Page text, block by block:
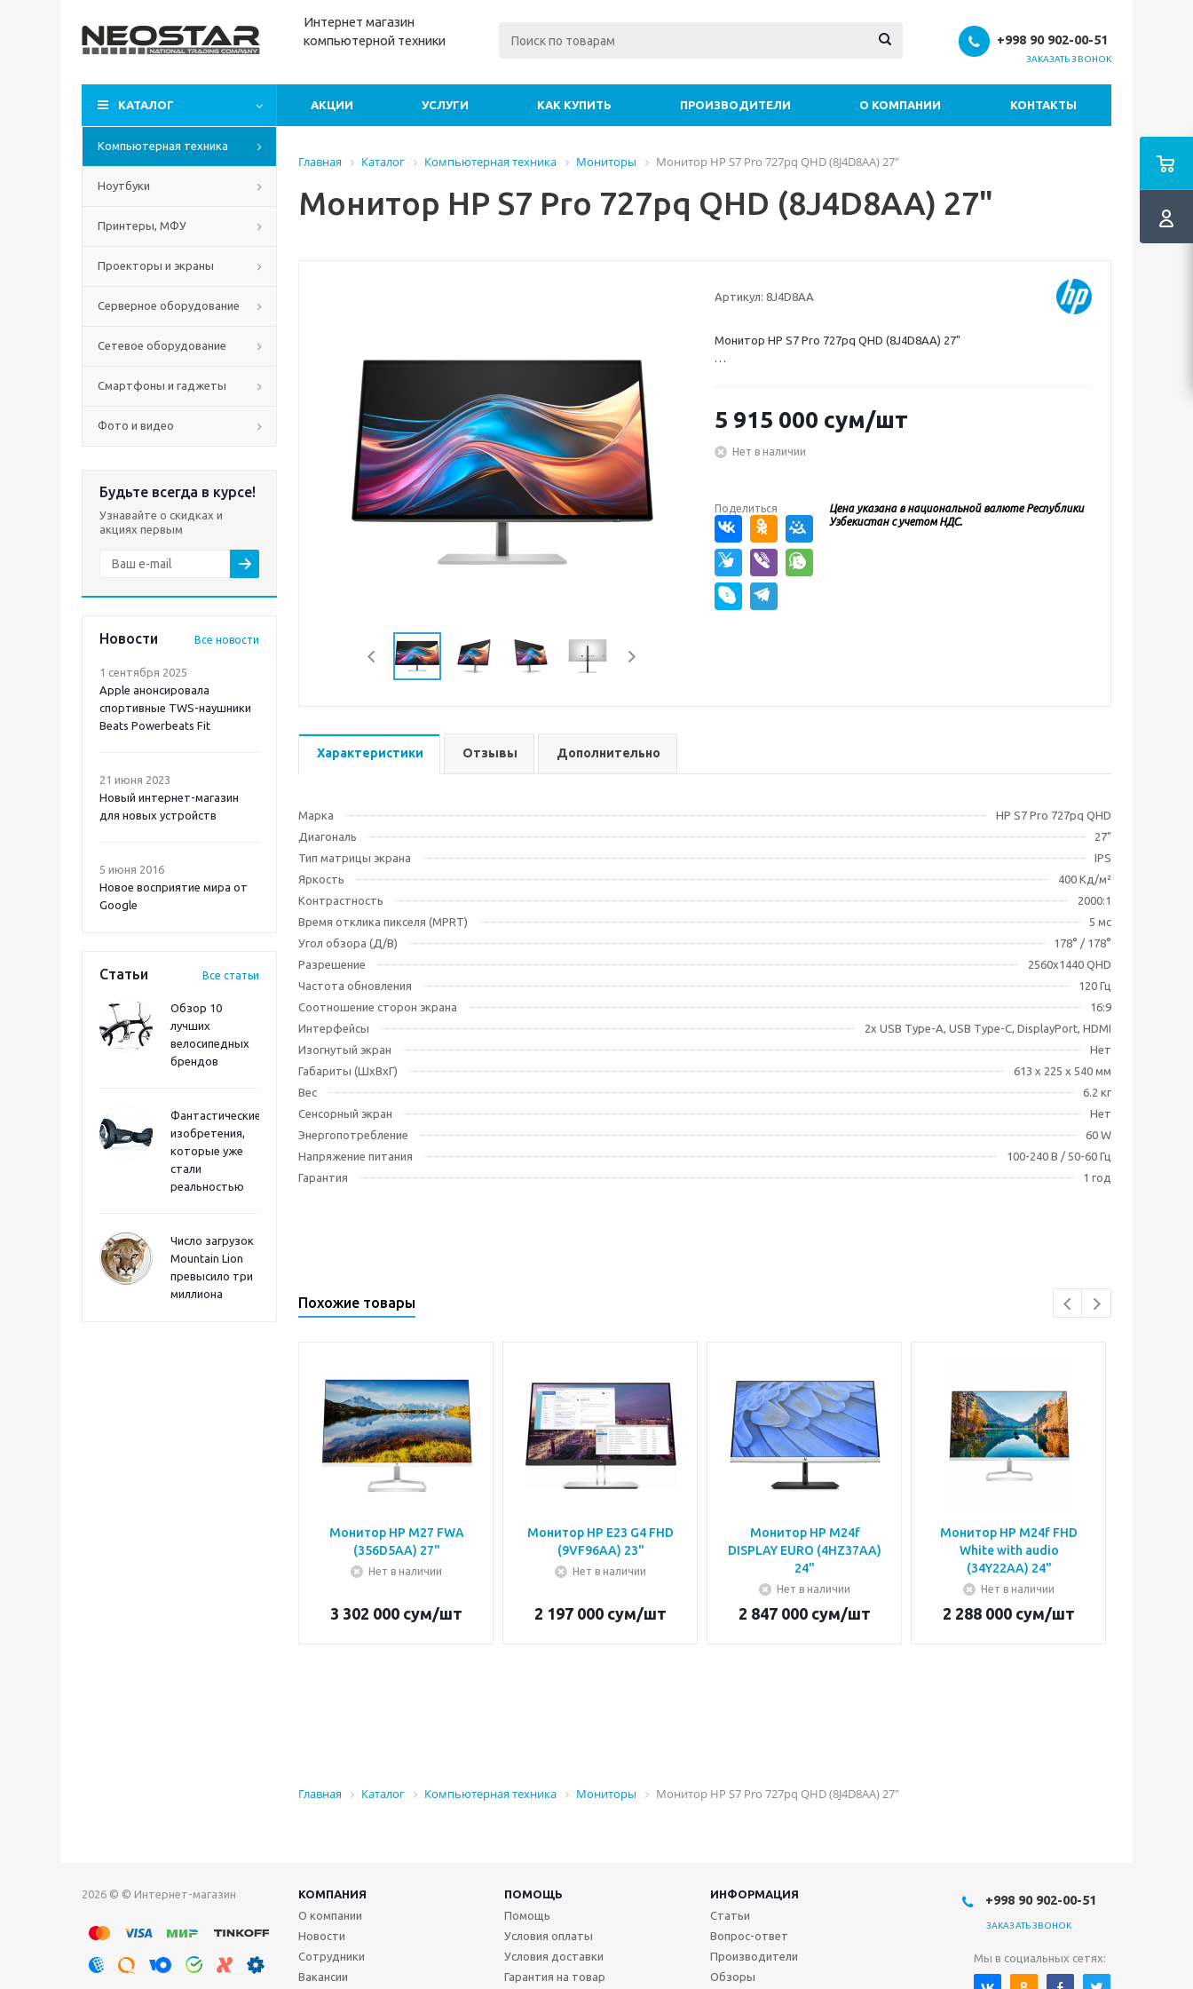
Интернет магазин
компьютерной техники
+998 90 902-00-51
ЗАКАЗАТЬ ЗВОНОК
КАТАЛОГ АКЦИИ УСЛУГИ КАК КУПИТЬ ПРОИЗВОДИТЕЛИ О КОМПАНИИ КОНТАКТЫ
Компьютерная техника
Ноутбуки
Принтеры, МФУ
Проекторы и экраны
Серверное оборудование
Сетевое оборудование
Смартфоны и гаджеты
Фото и видео
Будьте всегда в курсе!
Узнавайте о скидках и
акциях первым
Новости Все новости
1 сентября 2025
Apple анонсировала
спортивные TWS-наушники
Beats Powerbeats Fit
21 июня 2023
Новый интернет-магазин
для новых устройств
5 июня 2016
Новое восприятие мира от
Google
Статьи Все статьи
Обзор 10
лучших
велосипедных
брендов
Фантастические
изобретения,
которые уже
стали
реальностью
Число загрузок
Mountain Lion
превысило три
миллиона
Главная Каталог Компьютерная техника Мониторы Монитор HP S7 Pro 727pq QHD (8J4D8AA) 27"
Монитор HP S7 Pro 727pq QHD (8J4D8AA) 27"
Артикул: 8J4D8AA
Монитор HP S7 Pro 727pq QHD (8J4D8AA) 27"
5 915 000 сум/шт
Нет в наличии
Поделиться
Цена указана в национальной валюте Республики
Узбекистан с учетом НДС.
Характеристики Отзывы Дополнительно
Марка
HP S7 Pro 727pq QHD
Диагональ
27"
Тип матрицы экрана
IPS
Яркость
400 Кд/м²
Контрастность
2000:1
Время отклика пикселя (MPRT)
5 мс
Угол обзора (Д/В)
178° / 178°
Разрешение
2560x1440 QHD
Частота обновления
120 Гц
Соотношение сторон экрана
16:9
Интерфейсы
2x USB Type-A, USB Type-C, DisplayPort, HDMI
Изогнутый экран
Нет
Габариты (ШхВхГ)
613 x 225 x 540 мм
Вес
6.2 кг
Сенсорный экран
Нет
Энергопотребление
60 W
Напряжение питания
100-240 В / 50-60 Гц
Гарантия
1 год
Похожие товары
Монитор HP M27 FWA
(356D5AA) 27"
Нет в наличии
3 302 000 сум/шт
Монитор HP E23 G4 FHD
(9VF96AA) 23"
Нет в наличии
2 197 000 сум/шт
Монитор HP M24f
DISPLAY EURO (4HZ37AA)
24"
Нет в наличии
2 847 000 сум/шт
Монитор HP M24f FHD
White with audio
(34Y22AA) 24"
Нет в наличии
2 288 000 сум/шт
Главная Каталог Компьютерная техника Мониторы Монитор HP S7 Pro 727pq QHD (8J4D8AA) 27"
2026 © © Интернет-магазин КОМПАНИЯ ПОМОЩЬ
ИНФОРМАЦИЯ
О компании
Новости
Сотрудники
Вакансии
Помощь
Условия оплаты
Условия доставки
Гарантия на товар
Статьи
Вопрос-ответ
Производители
Обзоры
+998 90 902-00-51
ЗАКАЗАТЬ ЗВОНОК
Мы в социальных сетях: